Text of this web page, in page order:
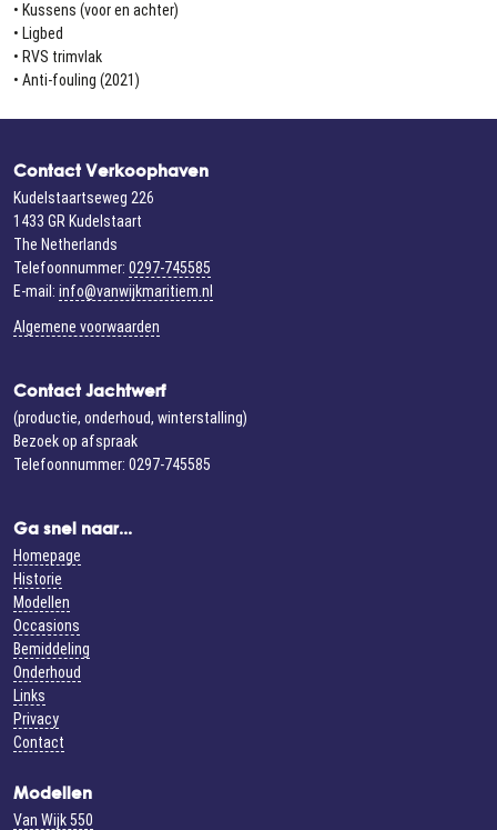
• Kussens (voor en achter)
• Ligbed
• RVS trimvlak
• Anti-fouling (2021)
Contact Verkoophaven
Kudelstaartseweg 226
1433 GR Kudelstaart
The Netherlands
Telefoonnummer: 0297-745585
E-mail: info@vanwijkmaritiem.nl
Algemene voorwaarden
Contact Jachtwerf
(productie, onderhoud, winterstalling)
Bezoek op afspraak
Telefoonnummer: 0297-745585
Ga snel naar...
Homepage
Historie
Modellen
Occasions
Bemiddeling
Onderhoud
Links
Privacy
Contact
Modellen
Van Wijk 550